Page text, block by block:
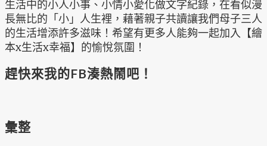
生活中的小人小事、小情小愛化做文字紀錄，在看似漫
長無比的「小」人生裡，藉著親子共讀讓我們母子三人
的生活增添許多滋味！希望有更多人能夠一起加入【繪
本x生活x幸福】的愉悅氛圍！
趕快來我的FB湊熱鬧吧！
彙整